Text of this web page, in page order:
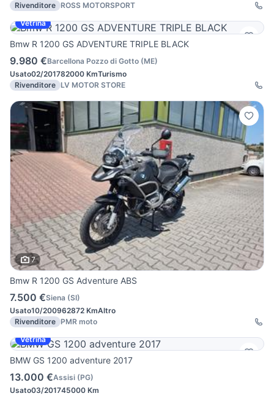
Rivenditore ROSS MOTORSPORT
Vetrina
Bmw R 1200 GS ADVENTURE TRIPLE BLACK
9.980 €Barcellona Pozzo di Gotto (ME)
Usato02/201782000 KmTurismo
Rivenditore LV MOTOR STORE
7
Bmw R 1200 GS Adventure ABS
7.500 €Siena (SI)
Usato10/200962872 KmAltro
Rivenditore PMR moto
Vetrina
BMW GS 1200 adventure 2017
13.000 €Assisi (PG)
Usato03/201745000 Km